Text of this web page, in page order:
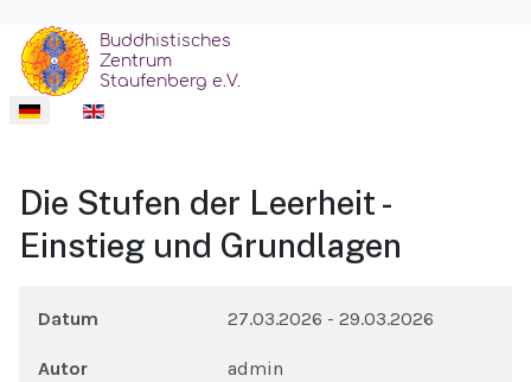
Sprache auswählen
Die Stufen der Leerheit -
Einstieg und Grundlagen
Datum 27.03.2026 - 29.03.2026
Autor admin